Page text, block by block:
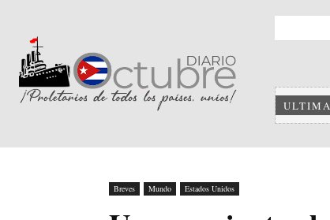
Breves Mundo Estados Unidos